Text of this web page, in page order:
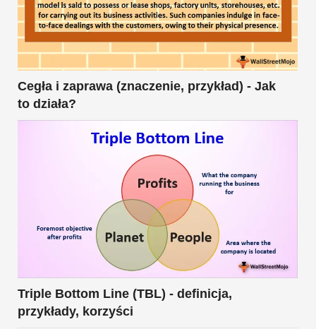
Cegła i zaprawa (znaczenie, przykład) - Jak
to działa?
Triple Bottom Line (TBL) - definicja,
przykłady, korzyści